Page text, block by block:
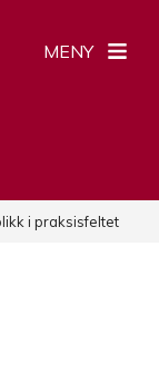
MENY
i praksisfeltet